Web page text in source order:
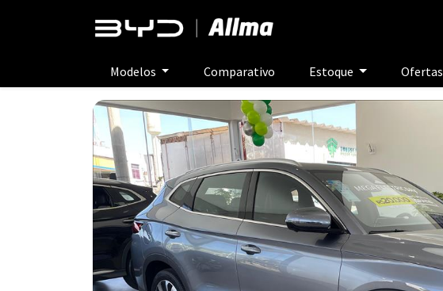
Modelos Comparativo Estoque Ofertas